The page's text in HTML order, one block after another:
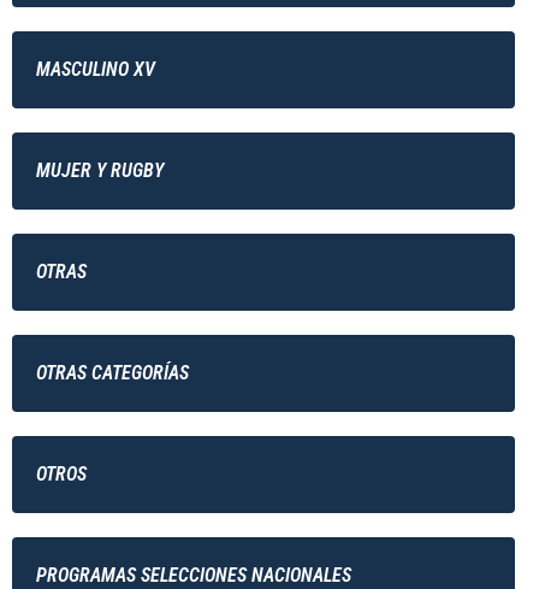
MASCULINO XV
MUJER Y RUGBY
OTRAS
OTRAS CATEGORÍAS
OTROS
PROGRAMAS SELECCIONES NACIONALES